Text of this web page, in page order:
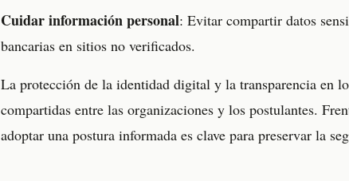
Cuidar información personal: Evitar compartir datos
bancarias en sitios no verificados.
La protección de la identidad digital y la transparencia en
compartidas entre las organizaciones y los postulantes.
adoptar una postura informada es clave para preservar la